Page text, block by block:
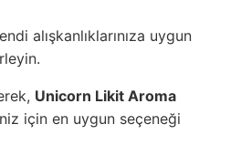
alışkanlıklarınıza uygun
Unicorn Likit Aroma
için en uygun seçeneği